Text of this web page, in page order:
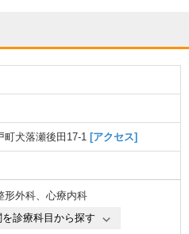
町犬落瀬後田17-1 [アクセス]
形外科、 心療内科
診療科目から探す